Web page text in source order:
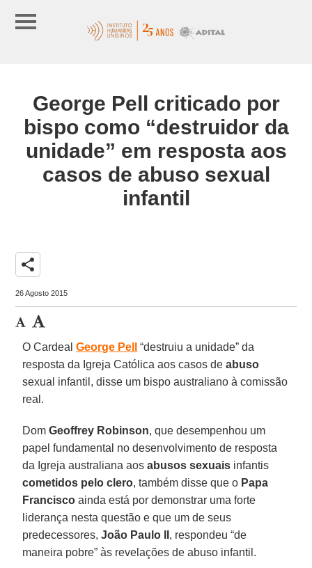
George Pell criticado por
bispo como “destruidor da
unidade” em resposta aos
casos de abuso sexual
infantil
share
26 Agosto 2015
O CardealGeorge Pell
“destruiu a unidade” da
resposta da Igreja Católica aos casos deabuso
sexual infantil, disse um bispo australiano à comissão
real.
DomGeoffrey Robinson, que desempenhou um
papel fundamental no desenvolvimento de resposta
da Igreja australiana aosabusos sexuais infantis
cometidos pelo clero, também disse que o Papa
Francisco ainda está por demonstrar uma forte
liderança nesta questão e que um de seus
predecessores,João Paulo II , respondeu “de
maneira pobre” às revelações de abuso infantil.